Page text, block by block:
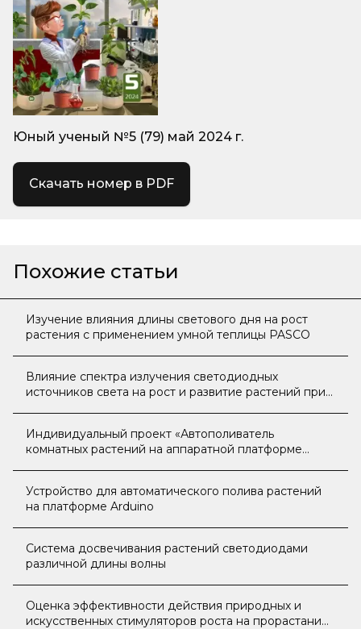
Юный ученый №5 (79) май 2024 г.
Скачать номер в PDF
Похожие статьи
Изучение влияния длины светового дня на рост
растения с применением умной теплицы PASCO
Влияние спектра излучения светодиодных
источников света на рост и развитие растений при
Индивидуальный проект «Автополиватель
комнатных растений на аппаратной платформе
Устройство для автоматического полива растений
на платформе Arduino
Система досвечивания растений светодиодами
различной длины волны
Оценка эффективности действия природных и
искусственных стимуляторов роста на прорастание